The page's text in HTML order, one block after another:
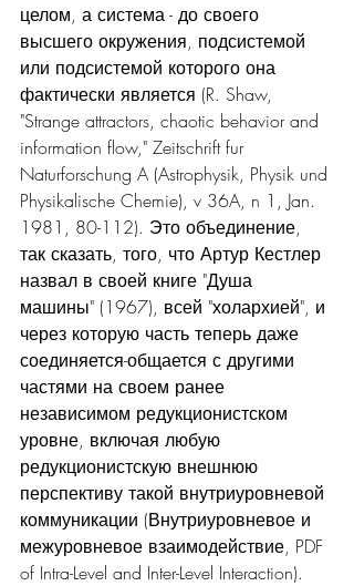
целом, а система - до своего
высшего окружения, подсистемой
или подсистемой которого она
фактически является (R. Shaw,
"Strange attractors, chaotic behavior and
information flow," Zeitschrift fur
Naturforschung A (Astrophysik, Physik und
Physikalische Chemie), v 36A, n 1, Jan.
1981, 80-112). Это объединение,
так сказать, того, что Артур Кестлер
назвал в своей книге "Душа
машины" (1967), всей "холархией", и
через которую часть теперь даже
соединяется-общается с другими
частями на своем ранее
независимом редукционистском
уровне, включая любую
редукционистскую внешнюю
перспективу такой внутриуровневой
коммуникации (Внутриуровневое и
межуровневое взаимодействие, PDF
of Intra-Level and Inter-Level Interaction).